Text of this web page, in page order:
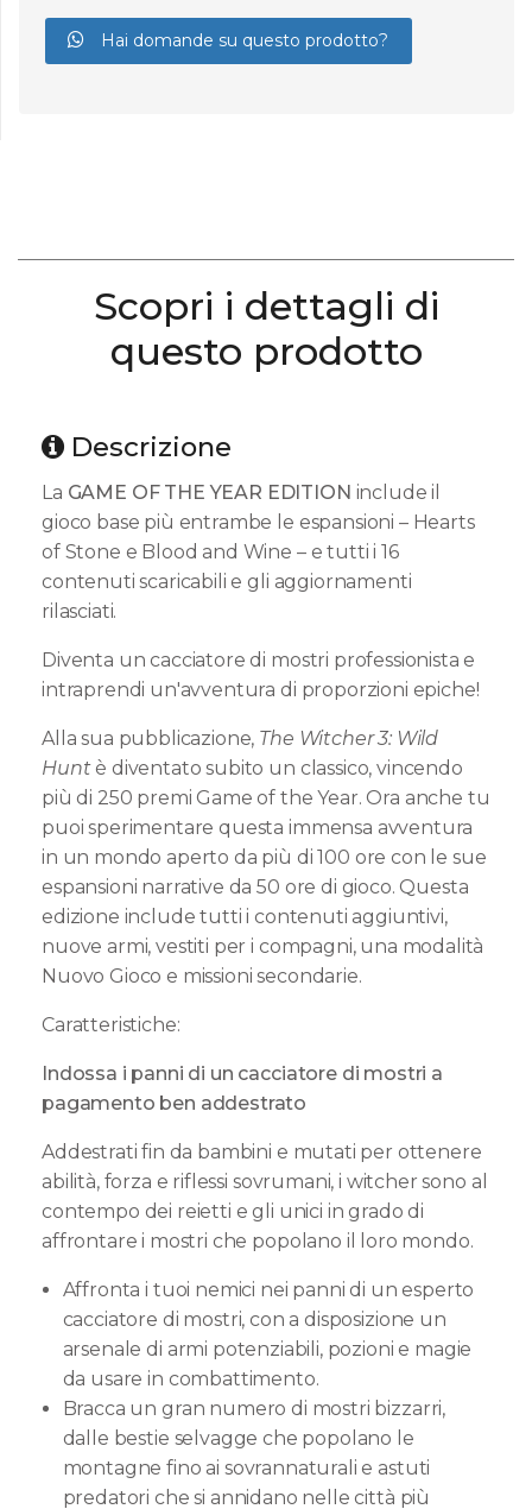
Hai domande su questo prodotto?
Scopri i dettagli di
questo prodotto
Descrizione
La GAME OF THE YEAR EDITION include il
gioco base più entrambe le espansioni – Hearts
of Stone e Blood and Wine – e tutti i 16
contenuti scaricabili e gli aggiornamenti
rilasciati.
Diventa un cacciatore di mostri professionista e
intraprendi un'avventura di proporzioni epiche!
Alla sua pubblicazione, The Witcher 3: Wild
Huntè diventato subito un classico, vincendo
più di 250 premi Game of the Year. Ora anche tu
puoi sperimentare questa immensa avventura
in un mondo aperto da più di 100 ore con le sue
espansioni narrative da 50 ore di gioco. Questa
edizione include tutti i contenuti aggiuntivi,
nuove armi, vestiti per i compagni, una modalità
Nuovo Gioco e missioni secondarie.
Caratteristiche:
Indossa i panni di un cacciatore di mostri a
pagamento ben addestrato
Addestrati fin da bambini e mutati per ottenere
abilità, forza e riflessi sovrumani, i witcher sono al
contempo dei reietti e gli unici in grado di
affrontare i mostri che popolano il loro mondo.
Affronta i tuoi nemici nei panni di un esperto
cacciatore di mostri, con a disposizione un
arsenale di armi potenziabili, pozioni e magie
da usare in combattimento.
Bracca un gran numero di mostri bizzarri,
dalle bestie selvagge che popolano le
montagne fino ai sovrannaturali e astuti
predatori che si annidano nelle città più